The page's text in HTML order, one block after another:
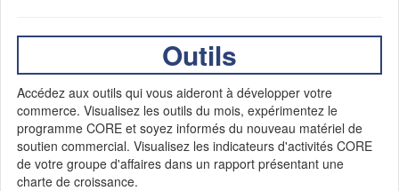
Outils
Accédez aux outils qui vous aideront à développer votre
commerce. Visualisez les outils du mois, expérimentez le
programme CORE et soyez informés du nouveau matériel de
soutien commercial. Visualisez les indicateurs d'activités CORE
de votre groupe d'affaires dans un rapport présentant une
charte de croissance.